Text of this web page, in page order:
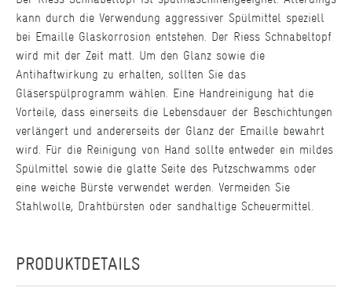
kann durch die Verwendung aggressiver Spülmittel speziell
bei Emaille Glaskorrosion entstehen. Der Riess Schnabeltopf
wird mit der Zeit matt. Um den Glanz sowie die
Antihaftwirkung zu erhalten, sollten Sie das
Gläserspülprogramm wählen. Eine Handreinigung hat die
Vorteile, dass einerseits die Lebensdauer der Beschichtungen
verlängert und andererseits der Glanz der Emaille bewahrt
wird. Für die Reinigung von Hand sollte entweder ein mildes
Spülmittel sowie die glatte Seite des Putzschwamms oder
eine weiche Bürste verwendet werden. Vermeiden Sie
Stahlwolle, Drahtbürsten oder sandhaltige Scheuermittel.
PRODUKTDETAILS